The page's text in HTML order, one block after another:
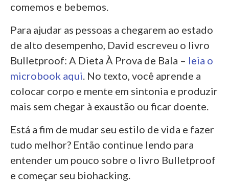
comemos e bebemos.
Para ajudar as pessoas a chegarem ao estado
de alto desempenho, David escreveu o livro
Bulletproof: A Dieta À Prova de Bala – leia o
microbook aqui. No texto, você aprende a
colocar corpo e mente em sintonia e produzir
mais sem chegar à exaustão ou ficar doente.
Está a fim de mudar seu estilo de vida e fazer
tudo melhor? Então continue lendo para
entender um pouco sobre o livro Bulletproof
e começar seu biohacking.